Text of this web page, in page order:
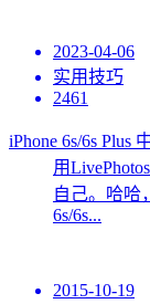
2023-04-06
实用技巧
2461
iPhone 6s/6s Plus
用
自己。哈哈
6s/6s...
2015-10-19